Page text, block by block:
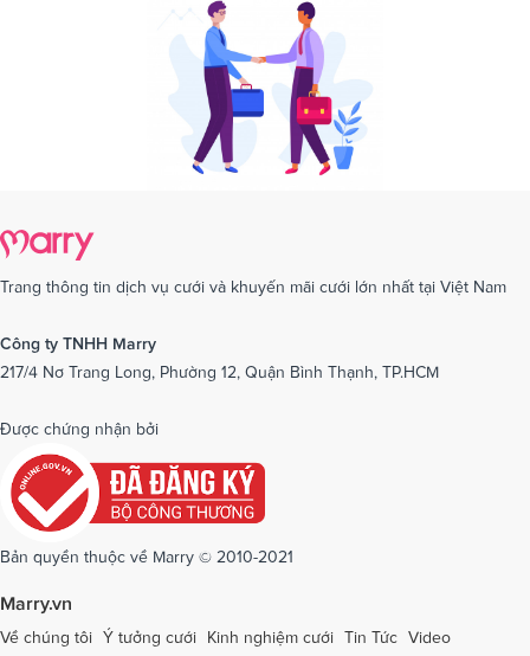
Trang thông tin dịch vụ cưới và khuyến mãi cưới lớn nhất tại Việt Nam
Công ty TNHH Marry
217/4 Nơ Trang Long, Phường 12, Quận Bình Thạnh, TP.HCM
Được chứng nhận bởi
Bản quyền thuộc về Marry © 2010-2021
Marry.vn
Về chúng tôi Ý tưởng cưới Kinh nghiệm cưới Tin Tức Video